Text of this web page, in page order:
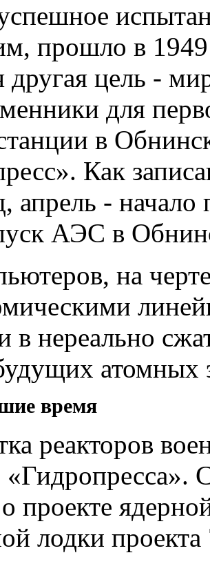
прошло в 1949
другая цель -
для
в
Как
апрель -
АЭС в
на
в нереально
атомных
время
реакторов
проекте
лодки